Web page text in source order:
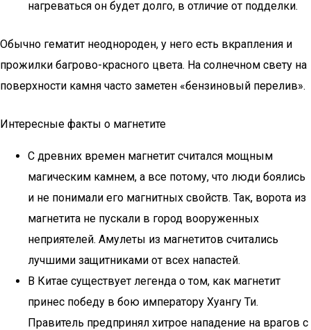
нагреваться он будет долго, в отличие от подделки.
Обычно гематит неоднороден, у него есть вкрапления и
прожилки багрово-красного цвета. На солнечном свету на
поверхности камня часто заметен «бензиновый перелив».
Интересные факты о магнетите
С древних времен магнетит считался мощным
магическим камнем, а все потому, что люди боялись
и не понимали его магнитных свойств. Так, ворота из
магнетита не пускали в город вооруженных
неприятелей. Амулеты из магнетитов считались
лучшими защитниками от всех напастей.
В Китае существует легенда о том, как магнетит
принес победу в бою императору Хуангу Ти.
Правитель предпринял хитрое нападение на врагов с